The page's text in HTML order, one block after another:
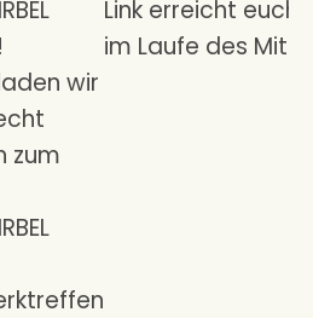
wir
zum
Link erreicht euch
im Laufe des